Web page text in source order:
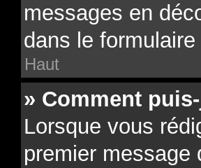
messages en
dans le
Haut
» Comment
Lorsque vous
premier message